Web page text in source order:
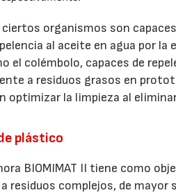
organismos son
al aceite en agua por
el colémbolo, capaces de
a residuos grasos en
la limpieza al
plástico
BIOMIMAT II tiene como
residuos complejos, de mayor